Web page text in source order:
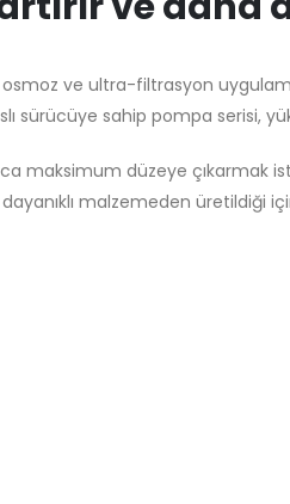
ve ultra-filtrasyon
sürücüye sahip pompa serisi,
maksimum düzeye çıkarmak
malzemeden